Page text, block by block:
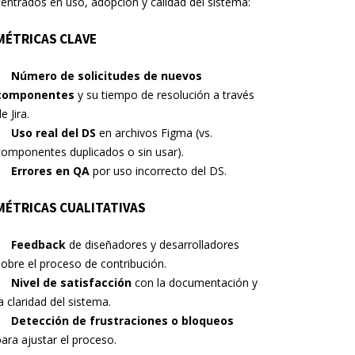
CLAVE
Número de solicitudes de nuevos
y su tiempo de resolución a través
Jira.
Uso real del DS en archivos Figma (vs.
duplicados o sin usar).
Errores en QA por uso incorrecto del DS.
CUALITATIVAS
Feedback de diseñadores y desarrolladores
el proceso de contribución.
Nivel de satisfacción con la documentación y
claridad del sistema.
Detección de frustraciones o bloqueos
ajustar el proceso.